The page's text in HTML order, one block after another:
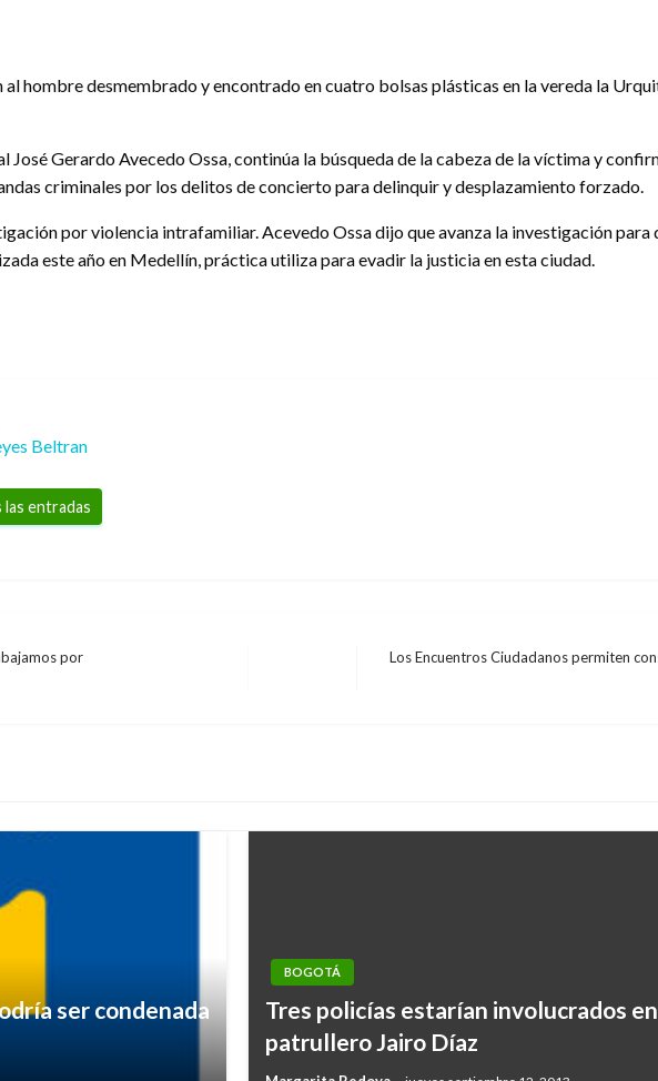
hombre desmembrado y encontrado en cuatro bolsas plásticas en la vereda la
Gerardo Avecedo Ossa, continúa la búsqueda de la cabeza de la víctima y
criminales por los delitos de concierto para delinquir y desplazamiento forzado.
por violencia intrafamiliar. Acevedo Ossa dijo que avanza la investigación
este año en Medellín, práctica utiliza para evadir la justicia en esta ciudad.
Beltran
entradas
por
Los Encuentros Ciudadanos permiten
ser condenada
BOGOTÁ
Tres policías estarían involucrados
patrullero Jairo Díaz